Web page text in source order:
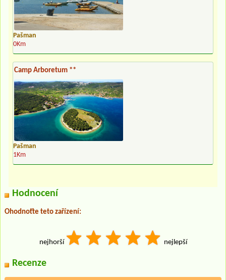
Pašman
0Km
Camp Arboretum **
Pašman
1Km
Hodnocení
Ohodnoťte teto zařízení:
nejhorší nejlepší
Recenze